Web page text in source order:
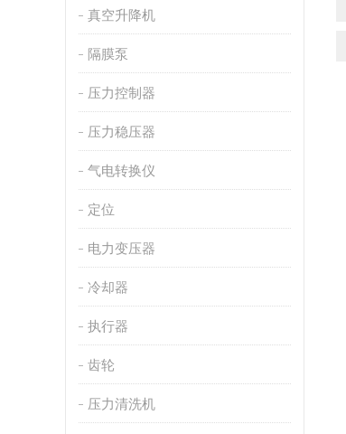
真空升降机
隔膜泵
压力控制器
压力稳压器
气电转换仪
定位
电力变压器
冷却器
执行器
齿轮
压力清洗机